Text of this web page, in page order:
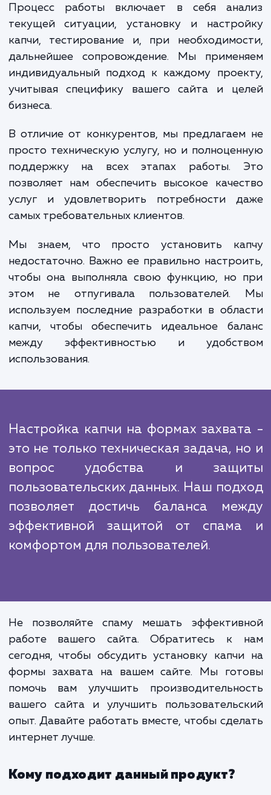
Преимущества достигаются
использование передовых технологий и
применение знаний наших
Увеличение эффективности вашего
снижение нагрузки на сервер и
возможным благодаря правильно
капче.
Процесс работы включает в себя
текущей ситуации, установку и
капчи, тестирование и, при
дальнейшее сопровождение. Мы
индивидуальный подход к каждому
учитывая специфику вашего сайта и
бизнеса.
В отличие от конкурентов, мы
просто техническую услугу, но и
поддержку на всех этапах работы.
самых требовательных клиентов.
Мы знаем, что просто установить
недостаточно. Важно ее правильно
чтобы она выполняла свою функцию, но
этом не отпугивала
используем последние разработки в
капчи, чтобы обеспечить идеальное
Настройка капчи на формах
это не только техническая задача,
вопрос удобства и
пользовательских данных. Наш
позволяет достичь баланса
эффективной защитой от
комфортом для пользователей.